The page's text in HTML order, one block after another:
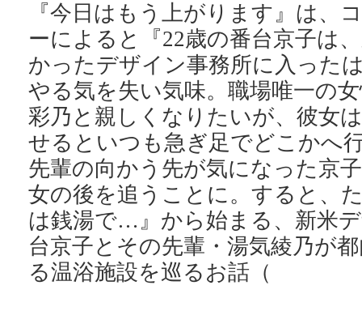
『今日はもう上がります』は、
ーによると『22歳の番台京子は
かったデザイン事務所に入った
やる気を失い気味。職場唯一の
彩乃と親しくなりたいが、彼女
せるといつも急ぎ足でどこかへ
先輩の向かう先が気になった京
女の後を追うことに。すると、
は銭湯で…』から始まる、新米
台京子とその先輩・湯気綾乃が
る温浴施設を巡るお話（